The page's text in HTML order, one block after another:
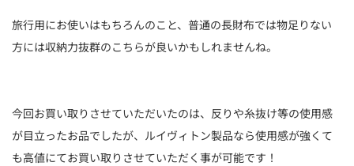
旅行用にお使いはもちろんのこと、普通の長財布では物足りない
方には収納力抜群のこちらが良いかもしれませんね。
今回お買い取りさせていただいたのは、反りや糸抜け等の使用感
が目立ったお品でしたが、ルイヴィトン製品なら使用感が強くて
も高値にてお買い取りさせていただく事が可能です！